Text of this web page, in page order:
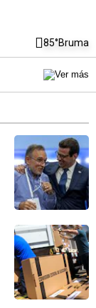
85°Bruma